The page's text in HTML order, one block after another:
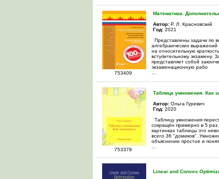
753409
Математика.
Автор: Р. Л. Красновский
Год: 2021
Представлены задачи по
алгебраических
на относительную
вступительному экзамену.
представляет собой
экзаменационную рабо
753378
Таблица умножения. Как
Автор: Ольга Гуревич
Год: 2020
Таблицу умножения
сокращён примерно в 5
картинках таблицы это
всего 36 "домиков".
объяснение простое и
Linear and Convex